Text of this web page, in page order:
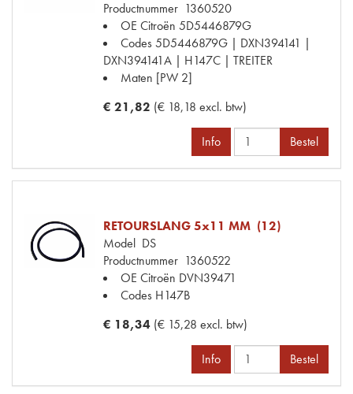
Productnummer 1360520
OE Citroën 5D5446879G
Codes5D5446879G | DXN394141 |
DXN394141A | H147C | TREITER
Maten [PW 2]
€ 21,82 (€ 18,18 excl. btw)
Info Bestel
RETOURSLANG 5x11 MM (12)
Model DS
Productnummer 1360522
OE Citroën DVN39471
Codes H147B
€ 18,34 (€ 15,28 excl. btw)
Info Bestel